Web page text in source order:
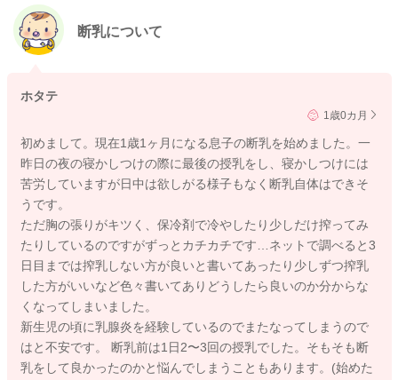
断乳について
ホタテ
1歳0カ月
初めまして。現在1歳1ヶ月になる息子の断乳を始めました。一
昨日の夜の寝かしつけの際に最後の授乳をし、寝かしつけには
苦労していますが日中は欲しがる様子もなく断乳自体はできそ
うです。
ただ胸の張りがキツく、保冷剤で冷やしたり少しだけ搾ってみ
たりしているのですがずっとカチカチです…ネットで調べると3
日目までは搾乳しない方が良いと書いてあったり少しずつ搾乳
した方がいいなど色々書いてありどうしたら良いのか分からな
くなってしまいました。
新生児の頃に乳腺炎を経験しているのでまたなってしまうので
はと不安です。 断乳前は1日2〜3回の授乳でした。そもそも断
乳をして良かったのかと悩んでしまうこともあります。(始めた